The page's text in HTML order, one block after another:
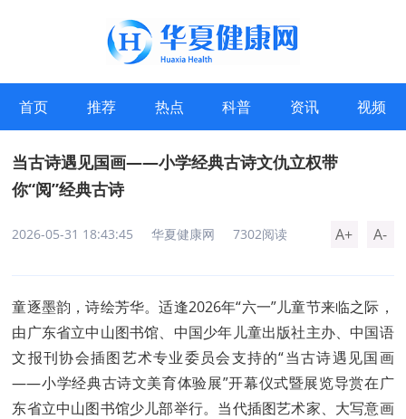
首页 推荐 热点 科普 资讯 视频
当古诗遇见国画——小学经典古诗文仇立权带
你“阅”经典古诗
2026-05-31 18:43:45 华夏健康网 7302阅读 A+ A-
童逐墨韵，诗绘芳华。适逢2026年“六一”儿童节来临之际，
由广东省立中山图书馆、中国少年儿童出版社主办、中国语
文报刊协会插图艺术专业委员会支持的“当古诗遇见国画
——小学经典古诗文美育体验展”开幕仪式暨展览导赏在广
东省立中山图书馆少儿部举行。当代插图艺术家、大写意画